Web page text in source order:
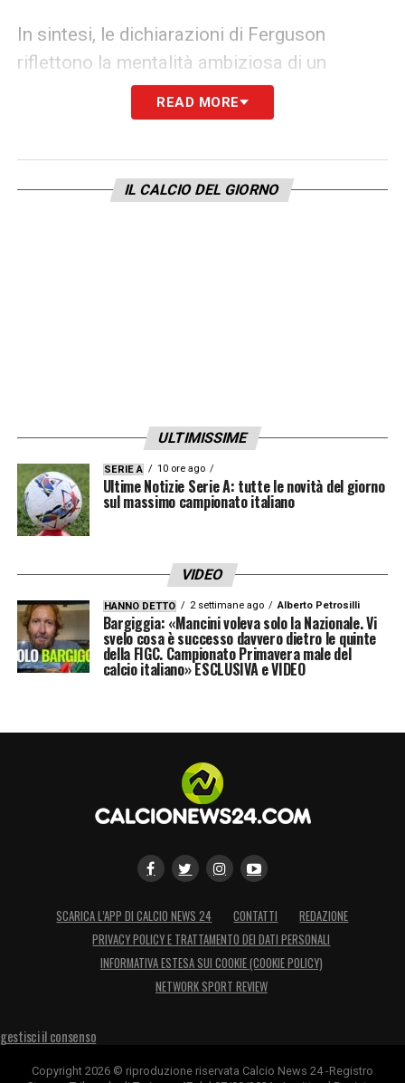
In sintesi, le dichiarazioni di Ferguson
riflettono la mentalità ambiziosa di un
che non vuole essere semplice
comparsa, ma protagonista di una finale che
READ MORE
IL CALCIO DEL GIORNO
ULTIMISSIME
SERIE A 10 ore ago
Ultime Notizie Serie A: tutte le novità del giorno
sul massimo campionato italiano
VIDEO
HANNO DETTO 2 settimane ago Alberto Petrosilli
Bargiggia: «Mancini voleva solo la Nazionale. Vi
svelo cosa è successo davvero dietro le quinte
della FIGC. Campionato Primavera male del
calcio italiano» ESCLUSIVA e VIDEO
SCARICA L’APP DI CALCIO NEWS 24 CONTATTI
REDAZIONE
PRIVACY POLICY E TRATTAMENTO DEI DATI PERSONALI
INFORMATIVA ESTESA SUI COOKIE (COOKIE POLICY)
NETWORK SPORT REVIEW
gestisci il consenso
Copyright 2026 © riproduzione riservata Calcio News 24 -Registro